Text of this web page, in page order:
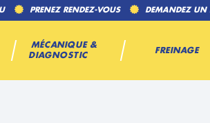
PRENEZ RENDEZ-VOUS DEMANDEZ UN
MÉCANIQUE &
DIAGNOSTIC
FREINAGE